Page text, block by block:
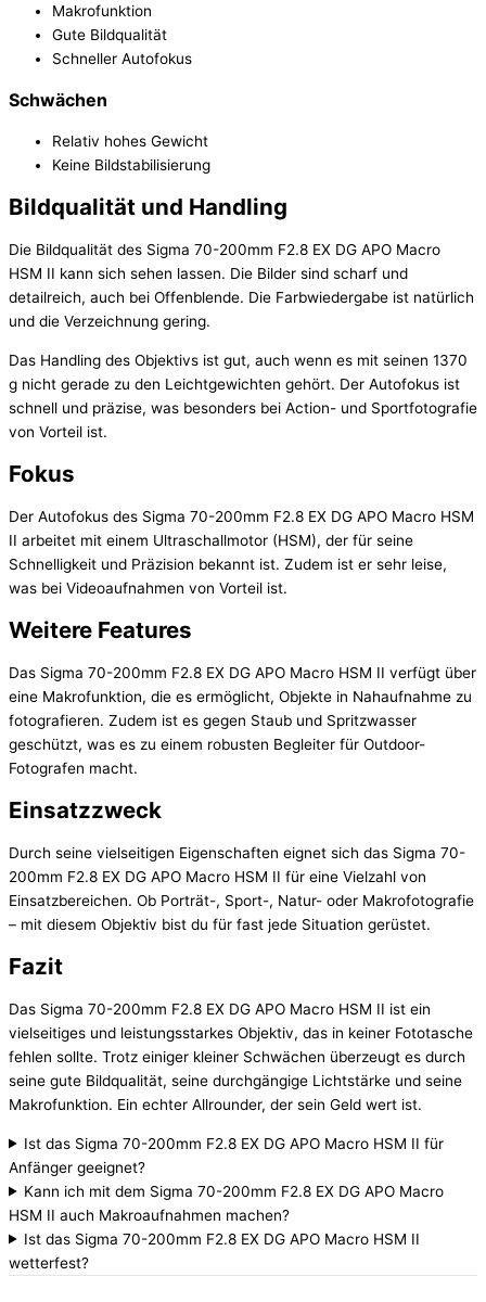
Makrofunktion
Gute Bildqualität
Schneller Autofokus
Schwächen
Relativ hohes Gewicht
Keine Bildstabilisierung
Bildqualität und Handling
Die Bildqualität des Sigma 70-200mm F2.8 EX DG APO Macro
HSM II kann sich sehen lassen. Die Bilder sind scharf und
detailreich, auch bei Offenblende. Die Farbwiedergabe ist natürlich
und die Verzeichnung gering.
Das Handling des Objektivs ist gut, auch wenn es mit seinen 1370
g nicht gerade zu den Leichtgewichten gehört. Der Autofokus ist
schnell und präzise, was besonders bei Action- und Sportfotografie
von Vorteil ist.
Fokus
Der Autofokus des Sigma 70-200mm F2.8 EX DG APO Macro HSM
II arbeitet mit einem Ultraschallmotor (HSM), der für seine
Schnelligkeit und Präzision bekannt ist. Zudem ist er sehr leise,
was bei Videoaufnahmen von Vorteil ist.
Weitere Features
Das Sigma 70-200mm F2.8 EX DG APO Macro HSM II verfügt über
eine Makrofunktion, die es ermöglicht, Objekte in Nahaufnahme zu
fotografieren. Zudem ist es gegen Staub und Spritzwasser
geschützt, was es zu einem robusten Begleiter für Outdoor-
Fotografen macht.
Einsatzzweck
Durch seine vielseitigen Eigenschaften eignet sich das Sigma 70-
200mm F2.8 EX DG APO Macro HSM II für eine Vielzahl von
Einsatzbereichen. Ob Porträt-, Sport-, Natur- oder Makrofotografie
– mit diesem Objektiv bist du für fast jede Situation gerüstet.
Fazit
Das Sigma 70-200mm F2.8 EX DG APO Macro HSM II ist ein
vielseitiges und leistungsstarkes Objektiv, das in keiner Fototasche
fehlen sollte. Trotz einiger kleiner Schwächen überzeugt es durch
seine gute Bildqualität, seine durchgängige Lichtstärke und seine
Makrofunktion. Ein echter Allrounder, der sein Geld wert ist.
Ist das Sigma 70-200mm F2.8 EX DG APO Macro HSM II für
Anfänger geeignet?
Kann ich mit dem Sigma 70-200mm F2.8 EX DG APO Macro
HSM II auch Makroaufnahmen machen?
Ist das Sigma 70-200mm F2.8 EX DG APO Macro HSM II
wetterfest?